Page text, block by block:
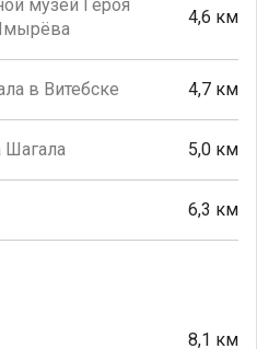
музей Героя
4,6 км
в Витебске 4,7 км
5,0 км
6,3 км
8,1 км